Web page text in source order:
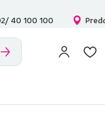
40 100 100